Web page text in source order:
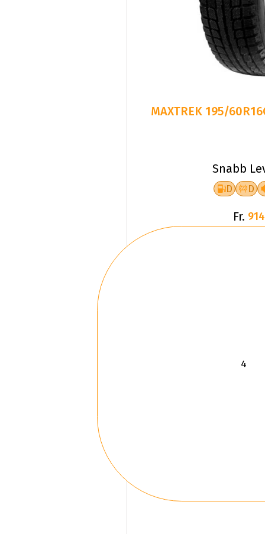
MAXTREK 195/
Snabb
D D
Fr.